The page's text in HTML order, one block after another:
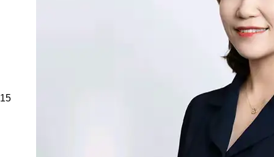
15